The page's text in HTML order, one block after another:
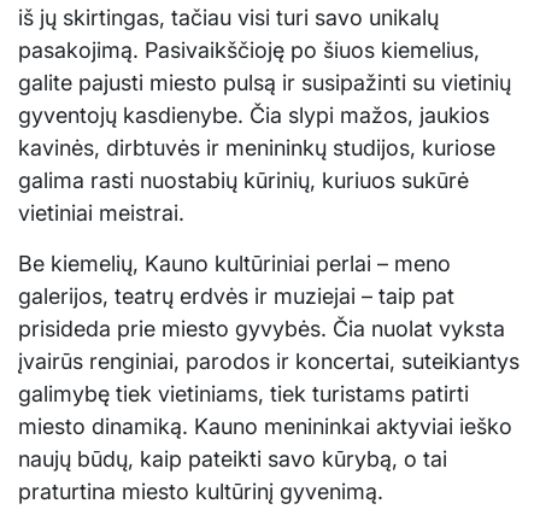
iš jų skirtingas, tačiau visi turi savo unikalų
pasakojimą. Pasivaikščioję po šiuos kiemelius,
galite pajusti miesto pulsą ir susipažinti su vietinių
gyventojų kasdienybe. Čia slypi mažos, jaukios
kavinės, dirbtuvės ir menininkų studijos, kuriose
galima rasti nuostabių kūrinių, kuriuos sukūrė
vietiniai meistrai.
Be kiemelių, Kauno kultūriniai perlai – meno
galerijos, teatrų erdvės ir muziejai – taip pat
prisideda prie miesto gyvybės. Čia nuolat vyksta
įvairūs renginiai, parodos ir koncertai, suteikiantys
galimybę tiek vietiniams, tiek turistams patirti
miesto dinamiką. Kauno menininkai aktyviai ieško
naujų būdų, kaip pateikti savo kūrybą, o tai
praturtina miesto kultūrinį gyvenimą.